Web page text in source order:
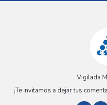
Vigilada
¡Te invitamos a dejar tus